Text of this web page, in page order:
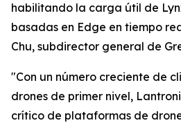
habilitando la carga útil de
basadas en Edge en tiempo
Chu, subdirector general de
"Con un número creciente de
drones de primer nivel,
crítico de plataformas de